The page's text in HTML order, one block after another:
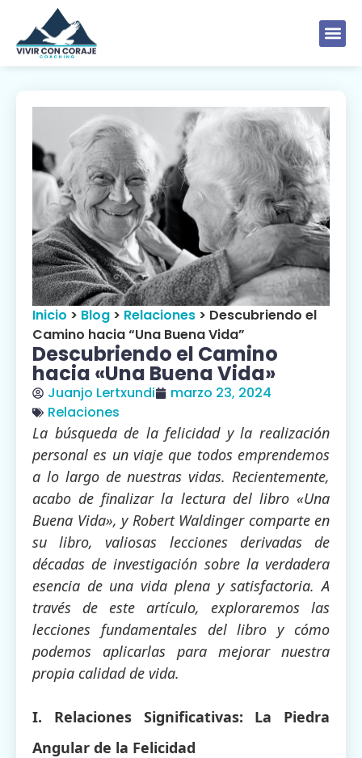
Inicio > Blog > Relaciones > Descubriendo el
Camino hacia “Una Buena Vida”
Descubriendo el Camino
hacia «Una Buena Vida»
Juanjo Lertxundi
marzo 23, 2024
Relaciones
La búsqueda de la felicidad y la realización
personal es un viaje que todos emprendemos
a lo largo de nuestras vidas. Recientemente,
acabo de finalizar la lectura del libro «Una
Buena Vida», y Robert Waldinger comparte en
su libro, valiosas lecciones derivadas de
décadas de investigación sobre la verdadera
esencia de una vida plena y satisfactoria. A
través de este artículo, exploraremos las
lecciones fundamentales del libro y cómo
podemos aplicarlas para mejorar nuestra
propia calidad de vida.
I. Relaciones Significativas: La Piedra
Angular de la Felicidad